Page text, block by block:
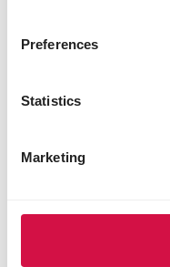
Preferences
Statistics
Marketing